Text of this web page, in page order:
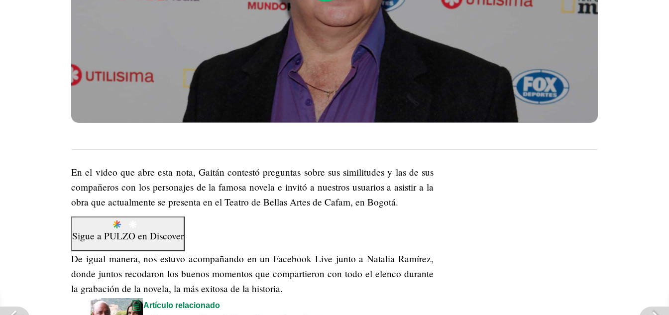
En el video que abre esta nota, Gaitán contestó preguntas sobre sus similitudes y las de sus
compañeros con los personajes de la famosa novela e invitó a nuestros usuarios a asistir a la
obra que actualmente se presenta en el Teatro de Bellas Artes de Cafam, en Bogotá.
Sigue a PULZO en Discover
De igual manera, nos estuvo acompañando en un Facebook Live junto a Natalia Ramírez,
donde juntos recodaron los buenos momentos que compartieron con todo el elenco durante
la grabación de la novela, la más exitosa de la historia.
Artículo relacionado